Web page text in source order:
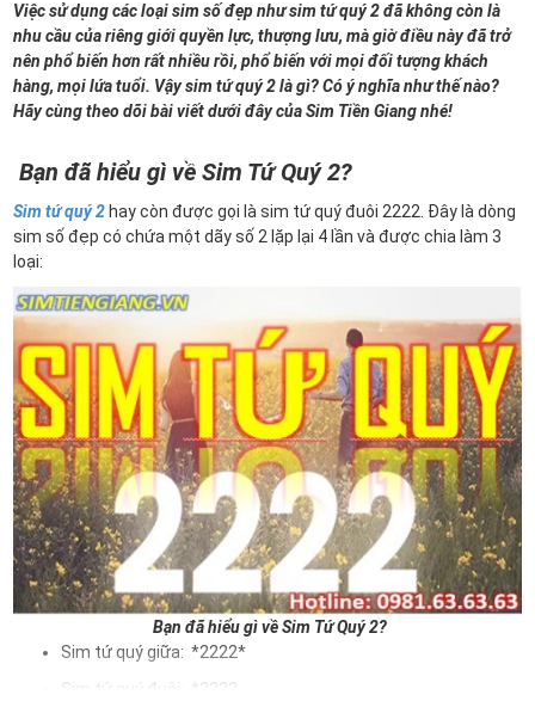
Việc sử dụng các loại sim số đẹp như sim tứ quý 2 đã không còn là
nhu cầu của riêng giới quyền lực, thượng lưu, mà giờ điều này đã trở
nên phổ biến hơn rất nhiều rồi, phổ biến với mọi đối tượng khách
hàng, mọi lứa tuổi. Vậy sim tứ quý 2 là gì? Có ý nghĩa như thế nào?
Hãy cùng theo dõi bài viết dưới đây của Sim Tiền Giang nhé!
Bạn đã hiểu gì về Sim Tứ Quý 2?
Sim tứ quý 2 hay còn được gọi là sim tứ quý đuôi 2222. Đây là dòng
sim số đẹp có chứa một dãy số 2 lặp lại 4 lần và được chia làm 3
loại:
Bạn đã hiểu gì về Sim Tứ Quý 2?
Sim tứ quý giữa: *2222*
Sim tứ quý đuôi: *2222